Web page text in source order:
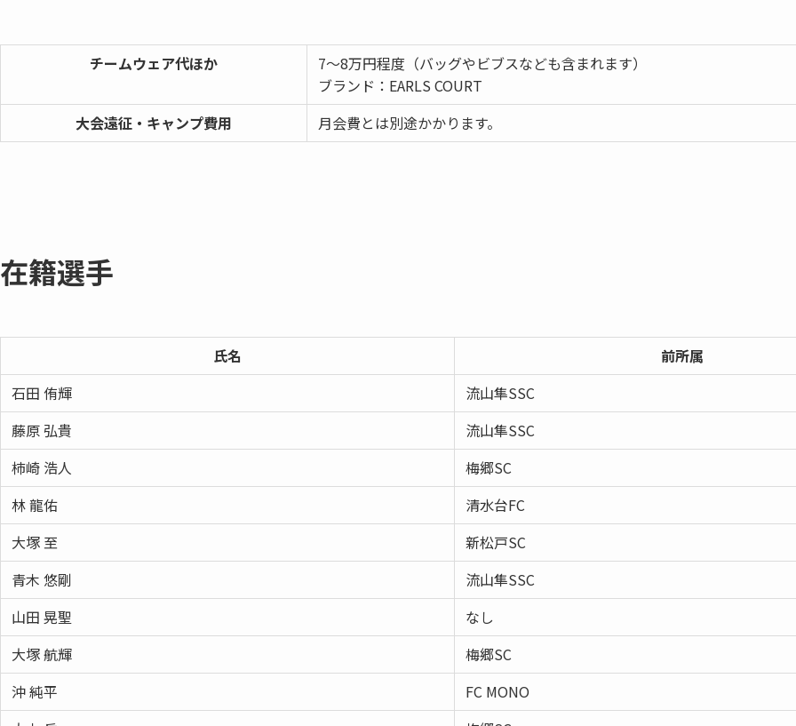
チームウェア代ほか
7〜8万円程度（バッグやビブスなども含まれます）
ブランド：EARLS COURT
⼤会遠征・キャンプ費⽤
月会費とは別途かかります。
在籍選手
氏名
前所属
石田 侑輝
流山隼SSC
藤原 弘貴
流山隼SSC
柿崎 浩人
梅郷SC
林 龍佑
清水台FC
大塚 至
新松戸SC
青木 悠剛
流山隼SSC
山田 晃聖
なし
大塚 航輝
梅郷SC
沖 純平
FC MONO